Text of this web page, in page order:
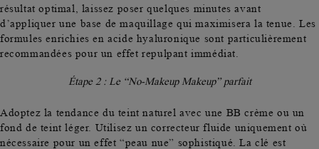
résultat optimal, laissez poser quelques minutes avant
d’appliquer une base de maquillage qui maximisera la tenue. Les
formules enrichies en acide hyaluronique sont particulièrement
recommandées pour un effet repulpant immédiat.
Étape 2 : Le “No-Makeup Makeup” parfait
Adoptez la tendance du teint naturel avec une BB crème ou un
fond de teint léger. Utilisez un correcteur fluide uniquement où
nécessaire pour un effet “peau nue” sophistiqué. La clé est